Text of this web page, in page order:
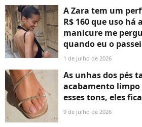
A Zara tem um
R$ 160 que uso há
manicure me
quando eu o passei
1 de julho de 2026
As unhas dos pés
acabamento limpo
esses tons, eles
9 de julho de 2026